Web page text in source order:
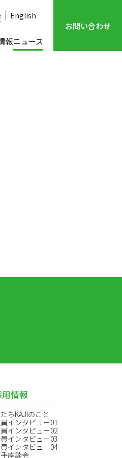
English
報ニュース
お問い合わせ
情報
ちKAJIのこと
インタビュー01
インタビュー02
インタビュー03
インタビュー04
座談会